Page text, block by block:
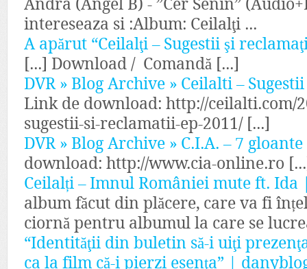
Andra (Angel B) - ”Cer Senin”
intereseaza si :Album: Ceilalţi ...
A apărut “Ceilalţi – Sugestii şi
[...] Download / Comandă [...]
DVR » Blog Archive » Ceilalti –
Link de download: http://ceilalti.com/
sugestii-si-reclamatii-ep-2011/ [...]
DVR » Blog Archive » C.I.A. – 7 gloante
download: http://www.cia-online.ro
Ceilalți – Imnul României mute ft. Ida
album făcut din plăcere, care va fi
ciornă pentru albumul la care se
“Identităţii din buletin să-i uiţi
ca la film că-i pierzi esenţa” |